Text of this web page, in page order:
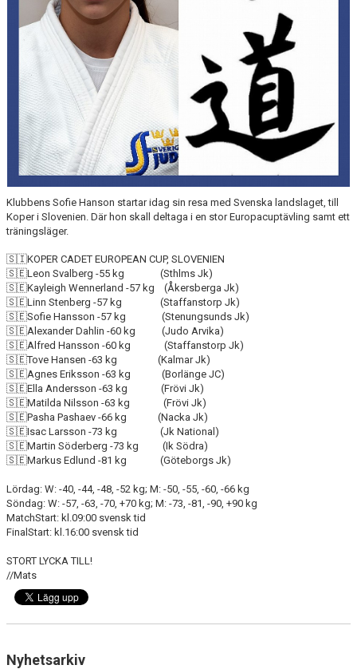
Klubbens Sofie Hanson startar idag sin resa med Svenska landslaget, till
Koper i Slovenien. Där hon skall deltaga i en stor Europacuptävling samt ett
träningsläger.
🇸🇮KOPER CADET EUROPEAN CUP, SLOVENIEN
🇸🇪Leon Svalberg -55 kg (Sthlms Jk)
🇸🇪Kayleigh Wennerland -57 kg (Åkersberga Jk)
🇸🇪Linn Stenberg -57 kg (Staffanstorp Jk)
🇸🇪Sofie Hansson -57 kg (Stenungsunds Jk)
🇸🇪Alexander Dahlin -60 kg (Judo Arvika)
🇸🇪Alfred Hansson -60 kg (Staffanstorp Jk)
🇸🇪Tove Hansen -63 kg (Kalmar Jk)
🇸🇪Agnes Eriksson -63 kg (Borlänge JC)
🇸🇪Ella Andersson -63 kg (Frövi Jk)
🇸🇪Matilda Nilsson -63 kg (Frövi Jk)
🇸🇪Pasha Pashaev -66 kg (Nacka Jk)
🇸🇪Isac Larsson -73 kg (Jk National)
🇸🇪Martin Söderberg -73 kg (Ik Södra)
🇸🇪Markus Edlund -81 kg (Göteborgs Jk)
Lördag: W: -40, -44, -48, -52 kg; M: -50, -55, -60, -66 kg
Söndag: W: -57, -63, -70, +70 kg; M: -73, -81, -90, +90 kg
MatchStart: kl.09:00 svensk tid
FinalStart: kl.16:00 svensk tid
STORT LYCKA TILL!
//Mats
Nyhetsarkiv